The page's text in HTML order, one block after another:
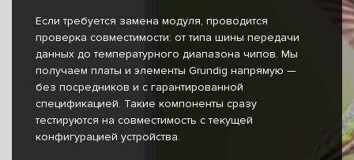
Если требуется замена модуля, проводится
проверка совместимости: от типа шины передачи
данных до температурного диапазона чипов. Мы
получаем платы и элементы Grundig напрямую —
без посредников и с гарантированной
спецификацией. Такие компоненты сразу
тестируются на совместимость с текущей
конфигурацией устройства.